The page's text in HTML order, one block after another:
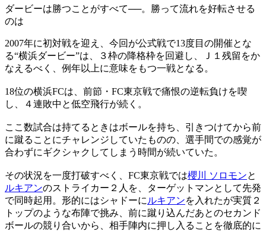
ダービーは勝つことがすべて──。勝って流れを好転させる
のは
2007年に初対戦を迎え、今回が公式戦で13度目の開催とな
る“横浜ダービー”は、３枠の降格枠を回避し、Ｊ１残留をか
なえるべく、例年以上に意味をもつ一戦となる。
18位の横浜FCは、前節・FC東京戦で痛恨の逆転負けを喫
し、４連敗中と低空飛行が続く。
ここ数試合は持てるときはボールを持ち、引きつけてから前
に蹴ることにチャレンジしていたものの、選手間での感覚が
合わずにギクシャクしてしまう時間が続いていた。
その状況を一度打破すべく、FC東京戦では櫻川 ソロモンと
ルキアンのストライカー２人を、ターゲットマンとして先発
で同時起用。形的にはシャドーに ルキアンを入れたが実質２
トップのような布陣で挑み、前に蹴り込んだあとのセカンド
ボールの競り合いから、相手陣内に押し入ることを徹底的に